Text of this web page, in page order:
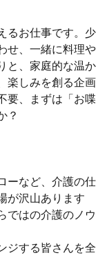
るお仕事です。少
せ、一緒に料理や
と、家庭的な温か
楽しみを創る企画
要、まずは「お喋
？
ーなど、介護の仕
が沢山あります
ではの介護のノウ
ジする皆さんを全